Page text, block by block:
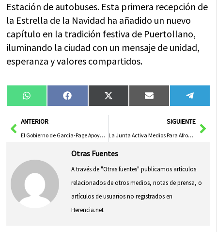
Estación de autobuses. Esta primera recepción de
la Estrella de la Navidad ha añadido un nuevo
capítulo en la tradición festiva de Puertollano,
iluminando la ciudad con un mensaje de unidad,
esperanza y valores compartidos.
Compartir
en
WhatsAppCompartir
en
FacebookCompartir
en
X
(Twitter)
Compartir
en
Email
en
AntANTERIOR
El Gobierno de García-Page Apoya la Restauración de la Ermita Virgen del Monte en Bolaños de Calatrava
SIGUIENTE
La Junta Activa Medios Para Afrontar Nevadas en Provincia y Capital
Otras Fuentes
A través de "Otras fuentes" publicamos artículos
relacionados de otros medios, notas de prensa, o
artículos de usuarios no registrados en
Herencia.net